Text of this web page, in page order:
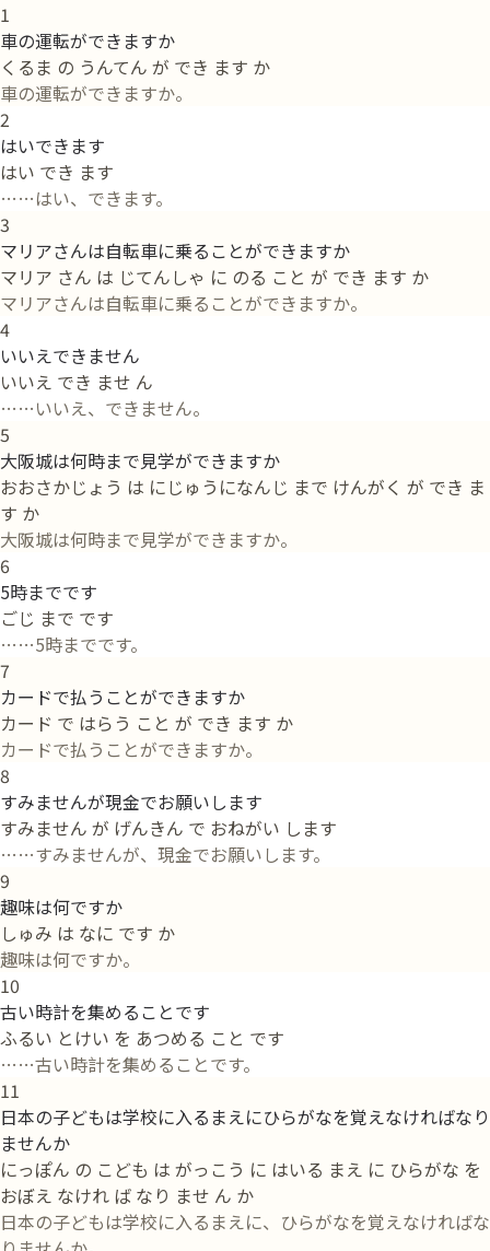
1
車の運転ができますか
くるま の うんてん が でき ます か
車の運転ができますか。
2
はいできます
はい でき ます
……はい、できます。
3
マリアさんは自転車に乗ることができますか
マリア さん は じてんしゃ に のる こと が でき ます か
マリアさんは自転車に乗ることができますか。
4
いいえできません
いいえ でき ませ ん
……いいえ、できません。
5
大阪城は何時まで見学ができますか
おおさかじょう は にじゅうになんじ まで けんがく が でき ま
す か
大阪城は何時まで見学ができますか。
6
5時までです
ごじ まで です
……5時までです。
7
カードで払うことができますか
カード で はらう こと が でき ます か
カードで払うことができますか。
8
すみませんが現金でお願いします
すみません が げんきん で おねがい します
……すみませんが、現金でお願いします。
9
趣味は何ですか
しゅみ は なに です か
趣味は何ですか。
10
古い時計を集めることです
ふるい とけい を あつめる こと です
……古い時計を集めることです。
11
日本の子どもは学校に入るまえにひらがなを覚えなければなり
ませんか
にっぽん の こども は がっこう に はいる まえ に ひらがな を
おぼえ なけれ ば なり ませ ん か
日本の子どもは学校に入るまえに、ひらがなを覚えなければな